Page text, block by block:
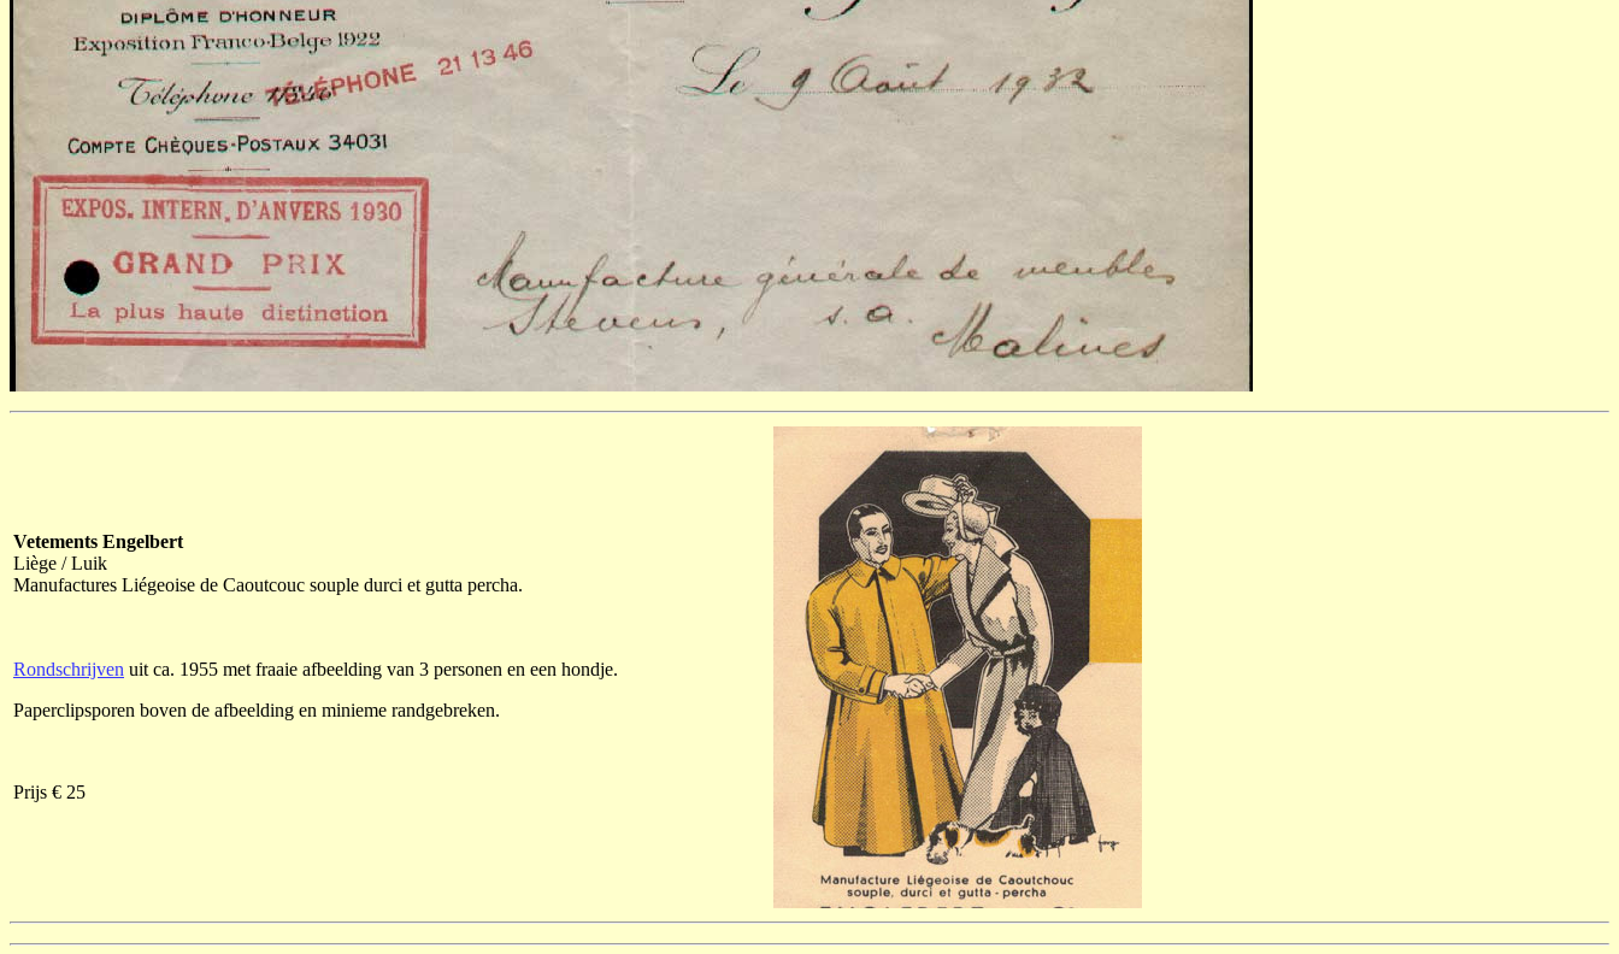
Vetements Engelbert
Liège / Luik
Manufactures Liégeoise de Caoutcouc souple durci et gutta percha.
Rondschrijven uit ca. 1955 met fraaie afbeelding van 3 personen en een hondje.
Paperclipsporen boven de afbeelding en minieme randgebreken.
Prijs € 25